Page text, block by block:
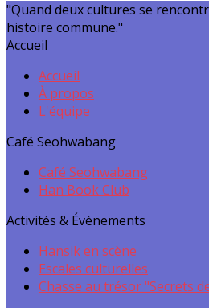
"Quand deux cultures se
histoire commune."
Accueil
Accueil
À propos
L'équipe
Café Seohwabang
Café Seohwabang
Han Book Club
Activités & Évènements
Hansik en scène
Escales culturelles
Chasse au trésor "Secrets